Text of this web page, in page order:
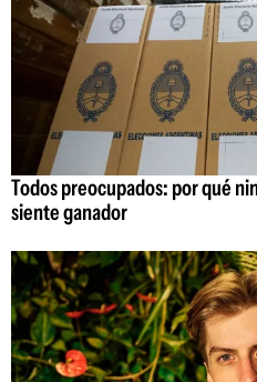
Todos preocupados: por qué
siente ganador